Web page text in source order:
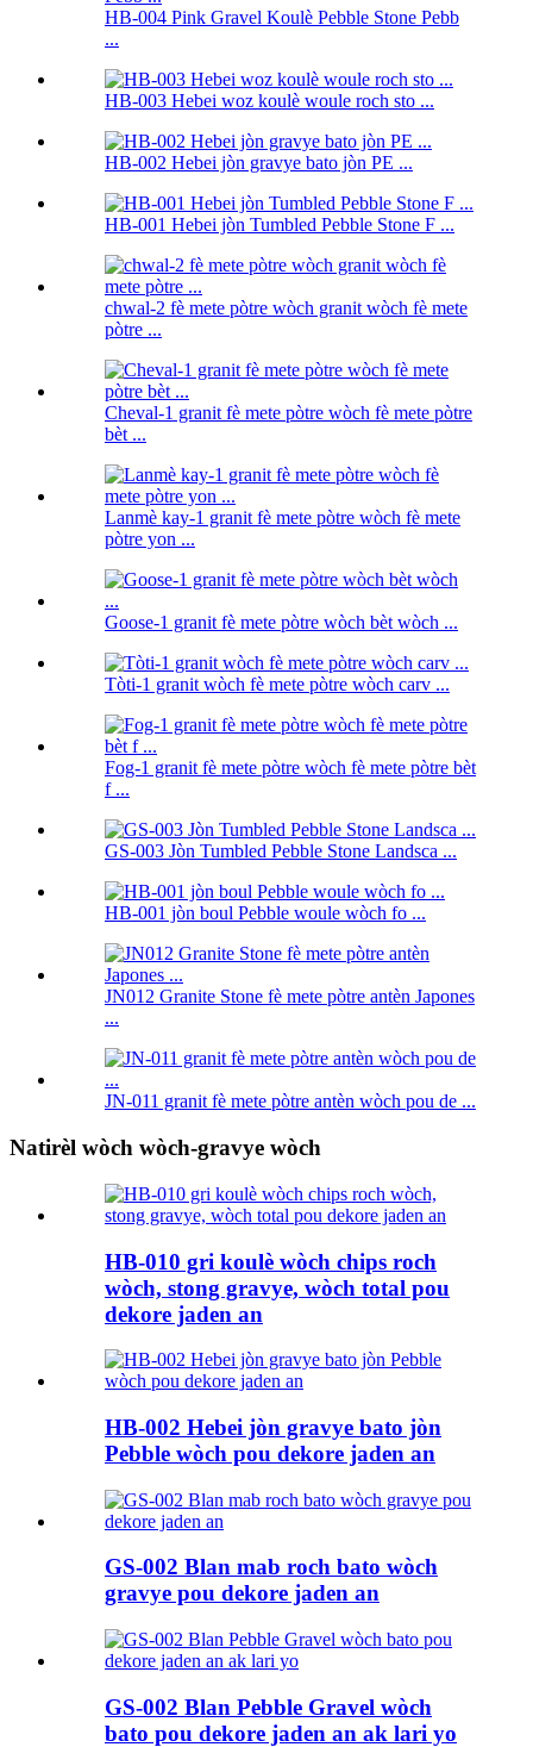
HB-004 Pink Gravel Koulè Pebble Stone Pebb
...
HB-003 Hebei woz koulè woule roch sto ...
HB-002 Hebei jòn gravye bato jòn PE ...
HB-001 Hebei jòn Tumbled Pebble Stone F ...
chwal-2 fè mete pòtre wòch granit wòch fè mete
pòtre ...
Cheval-1 granit fè mete pòtre wòch fè mete pòtre
bèt ...
Lanmè kay-1 granit fè mete pòtre wòch fè mete
pòtre yon ...
Goose-1 granit fè mete pòtre wòch bèt wòch ...
Tòti-1 granit wòch fè mete pòtre wòch carv ...
Fog-1 granit fè mete pòtre wòch fè mete pòtre bèt
f ...
GS-003 Jòn Tumbled Pebble Stone Landsca ...
HB-001 jòn boul Pebble woule wòch fo ...
JN012 Granite Stone fè mete pòtre antèn Japones
...
JN-011 granit fè mete pòtre antèn wòch pou de ...
Natirèl wòch wòch-gravye wòch
HB-010 gri koulè wòch chips roch
wòch, stong gravye, wòch total pou
dekore jaden an
HB-002 Hebei jòn gravye bato jòn
Pebble wòch pou dekore jaden an
GS-002 Blan mab roch bato wòch
gravye pou dekore jaden an
GS-002 Blan Pebble Gravel wòch
bato pou dekore jaden an ak lari yo